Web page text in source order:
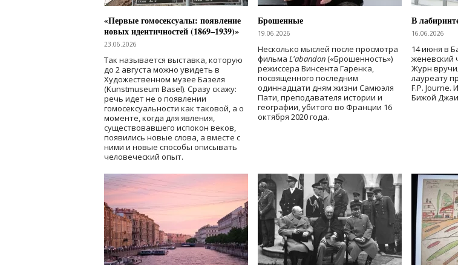
«Первые гомосексуалы: появление
новых идентичностей (1869–1939)»
23.06.2026
Так называется выставка, которую
до 2 августа можно увидеть в
Художественном музее Базеля
(Kunstmuseum Basel). Сразу скажу:
речь идет не о появлении
гомосексуальности как таковой, а о
моменте, когда для явления,
существовавшего испокон веков,
появились новые слова, а вместе с
ними и новые способы описывать
человеческий опыт.
Брошенные
19.06.2026
Несколько мыслей после просмотра
фильма L'abandon(«Брошенность»)
режиссера Винсента Гаренка,
посвященного последним
одиннадцати дням жизни Самюэля
Пати, преподавателя истории и
географии, убитого во Франции 16
октября 2020 года.
В
16.06.2026
14 июня в
женевский
Журн
лауреату
F.P. Journe.
Бижой